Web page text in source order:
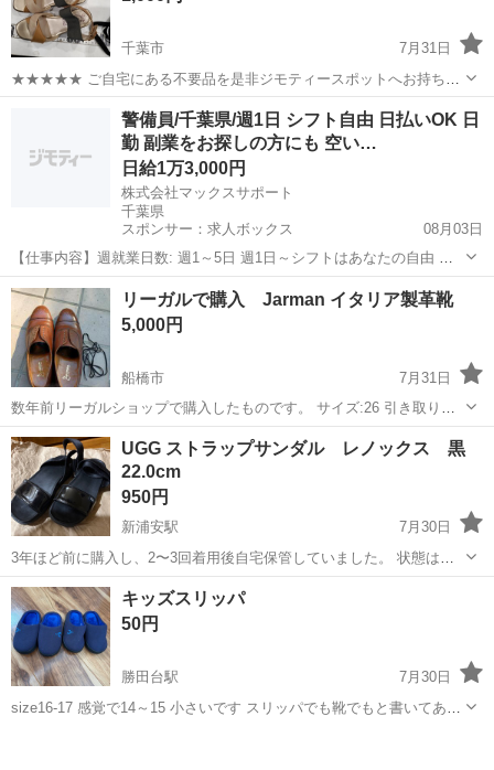
千葉市
7月31日
★★★★★ ご自宅にある不要品を是非ジモティースポットへお持ち込
みしませんか？ 家電、趣味・スポーツ・レジャー用品、こども用品、
衣料服飾品、生活雑貨、家具、本、CD・DVDなどが無料でまとめて持
ち込めます！ ※詳細はこ...
千葉市 靴 現地
警備員/千葉県/週1日 シフト自由 日払いOK 日
勤 副業をお探しの方にも 空い…
日給1万3,000円
株式会社マックスサポート
千葉県
スポンサー：求人ボックス
08月03日
【仕事内容】週就業日数: 週1～5日 週1日～シフトはあなたの自由 日
勤のみ 1日で13,000円ゲット 空いた日だけ働けるおシゴト / @パート
デビュー応援 @週1日～シフト自由 @扶養内・副業もOK @土日のみ
OK @直行直帰...
アルバイト・パート
リーガルで購入 Jarman イタリア製革靴
5,000円
船橋市
7月31日
数年前リーガルショップで購入したものです。 サイズ:26 引き取りに
来て頂ける方限定。 受け渡し場所:船橋市旭町5丁目公園 日程は要相
談。
千葉 船橋市 靴 リーガル
UGG ストラップサンダル レノックス 黒
22.0cm
950円
新浦安駅
7月30日
3年ほど前に購入し、2〜3回着用後自宅保管していました。 状態は良
い方だと思います。 光沢のある合成パテントレザーを使用したストラ
ップサンダルLennox（レノックス） 定価：¥ 17,600 (税込) 3.4枚目の
画...
千葉 浦安市 新浦安駅 靴
キッズスリッパ
50円
勝田台駅
7月30日
size16-17 感覚で14～15 小さいです スリッパでも靴でもと書いてあり